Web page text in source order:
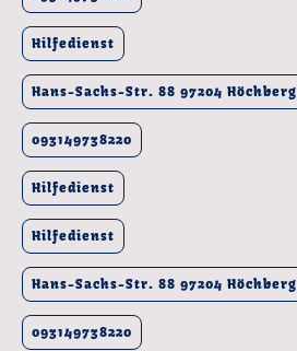
Hilfedienst
Hans-Sachs-Str. 88 97204 Höchberg
093149738220
Hilfedienst
Hilfedienst
Hans-Sachs-Str. 88 97204 Höchberg
093149738220